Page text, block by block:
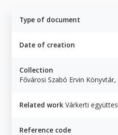
Type of document
Date of creation
Collection
Fővárosi Szabó Ervin
Related work Várkerti
Reference code